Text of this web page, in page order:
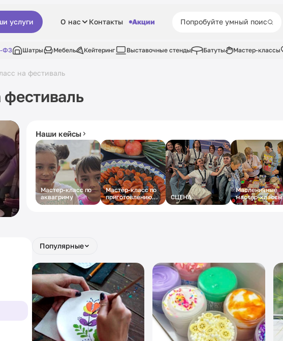
услуги О нас Контакты Акции
ФЗ Шатры Мебель Кейтеринг Выставочные стенды Батуты Мастер-классы
на фестиваль
Наши кейсы
Мастер-класс по
аквагриму
Мастер-класс по
приготовлению
плова
СЦЕНА
Масленичные
мастер-классы
Популярные